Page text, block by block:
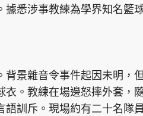
悉涉事教練為學界知名籃
景雜音令事件起因未明，
。教練在場邊怒摔外套，
訓斥。現場約有二十名隊